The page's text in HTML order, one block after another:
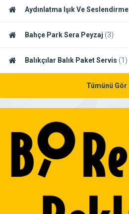
Aydınlatma Işık Ve Seslendirme
Bahçe Park Sera Peyzaj (3)
Balıkçılar Balık Paket Servis (1)
Tümünü Gör